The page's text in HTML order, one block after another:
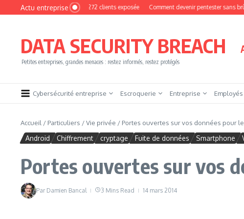
Aller au contenu
Actu entreprise
: une base de 16 272 clients exposée Comment devenir pentester sans brûler les
DATA SECURITY BREACH
Petites entreprises, grandes menaces : restez informés, restez protégés
Cybersécurité entreprise Escroquerie Entreprise Employés
Accueil / Particuliers /Vie privée / Portes ouvertes sur vos données pour
Android Chiffrement cryptage Fuite de données Smartphone
Portes ouvertes sur vos
Par Damien Bancal 3 Mins Read 14 mars 2014